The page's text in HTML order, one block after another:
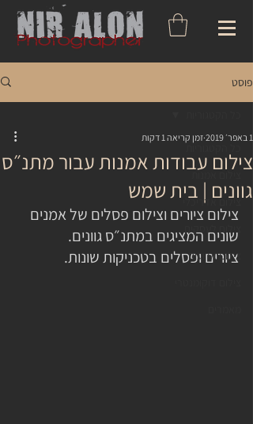
פוסט
כל הקטגוריות
צילום אמנות
צילום אדריכלי
צילום ארועים
צילום עבודות אמנות עבור מתנ״ס
גוונים | בית שמש
1 באפר׳ 2019 זמן קריאה 1 דקות
צילום ציורים וצילום פסלים של אמנים
שונים המציגים במתנ״ס גוונים.
ציורים ופסלים בטכניקות שונות.